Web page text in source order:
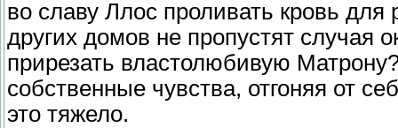
во славу Ллос проливать кровь
других домов не пропустят случая
прирезать властолюбивую
собственные чувства, отгоняя от
это тяжело.